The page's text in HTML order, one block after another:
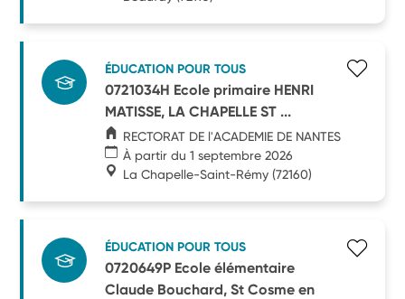
ÉDUCATION POUR TOUS
0721034H Ecole primaire HENRI
MATISSE, LA CHAPELLE ST ...
RECTORAT DE l'ACADEMIE DE NANTES
À partir du 1 septembre 2026
La Chapelle-Saint-Rémy (72160)
ÉDUCATION POUR TOUS
0720649P Ecole élémentaire
Claude Bouchard, St Cosme en